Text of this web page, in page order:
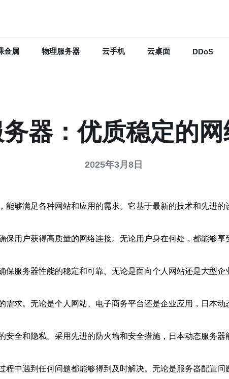
金属 物理服务器 云手机 云桌面 DDoS
器：优质稳定的
2025年3月8日
够满足各种网站和应用的需求。它基于最新的技术和先进
用户获得高质量的网络连接。无论用户身在何处，都能够
服务器性能的稳定和可靠。无论是面向个人网站还是大型
求。无论是个人网站、电子商务平台还是企业应用，日本
全和隐私。采用先进的防火墙和安全措施，日本动态服务
中遇到任何问题都能够得到及时解决。无论是服务器配置